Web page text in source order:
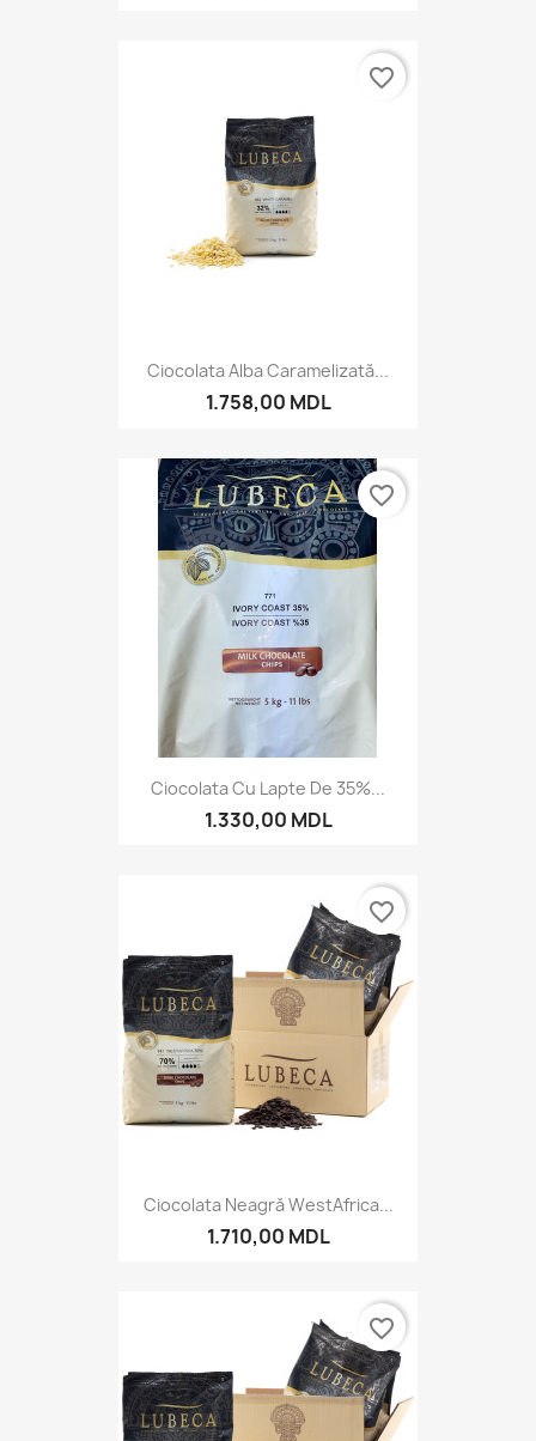
Ciocolata Alba Caramelizată...
1.758,00 MDL
favorite_border
Ciocolata Cu Lapte De 35%...
1.330,00 MDL
favorite_border
Ciocolata Neagră WestAfrica...
1.710,00 MDL
favorite_border
favorite_border